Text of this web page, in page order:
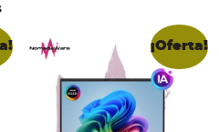
¡Oferta!